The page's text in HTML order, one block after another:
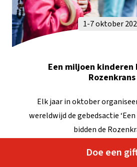
1-7 oktober
Een miljoen kinderen
Rozenkrans
Elk jaar in oktober
wereldwijd de gebedsactie
bidden de
Meer info
Doe een